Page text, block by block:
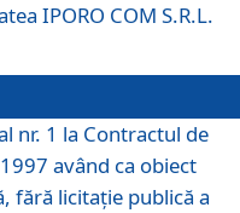
IPORO COM S.R.L.
nr. 1 la Contractul de
având ca obiect
fără licitație publică a